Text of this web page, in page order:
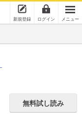
新規登録 ログイン メニュー
無料試し読み